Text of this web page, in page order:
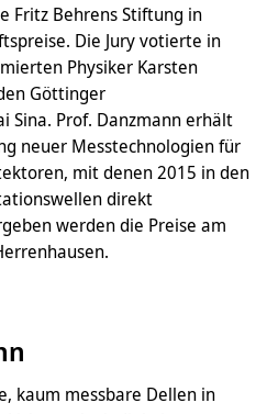
Fritz Behrens Stiftung in
Die Jury votierte in
Physiker Karsten
Göttinger
Sina. Prof. Danzmann erhält
neuer Messtechnologien für
mit denen 2015 in den
direkt
werden die Preise am
kaum messbare Dellen in